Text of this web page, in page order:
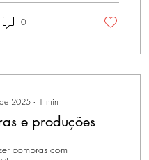
0
2025 ∙ 1 min
e produções
compras com